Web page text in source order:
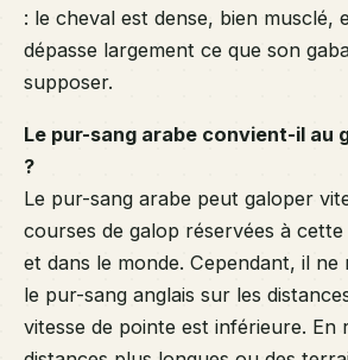
: le cheval est dense, bien musclé,
dépasse largement ce que son
supposer.
Le pur-sang arabe convient-il au
?
Le pur-sang arabe peut galoper
courses de galop réservées à
et dans le monde. Cependant, il ne
le pur-sang anglais sur les
vitesse de pointe est inférieure. En